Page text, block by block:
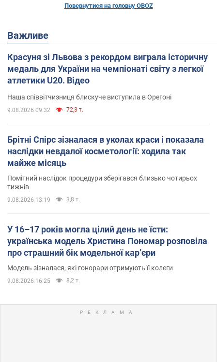
Повернутися на головну OBOZ
Важливе
Красуня зі Львова з рекордом виграла історичну
медаль для України на чемпіонаті світу з легкої
атлетики U20. Відео
Наша співвітчизниця блискуче виступила в Орегоні
9.08.2026 09:32 72,3 т.
Брітні Спірс зізналася в уколах краси і показала
наслідки невдалої косметології: ходила так
майже місяць
Помітний наслідок процедури зберігався близько чотирьох
тижнів
9.08.2026 13:19 3,8 т.
У 16–17 років могла цілий день не їсти:
українська модель Христина Пономар розповіла
про страшний бік модельної кар’єри
Модель зізналася, які гонорари отримують її колеги
9.08.2026 16:25 8,2 т.